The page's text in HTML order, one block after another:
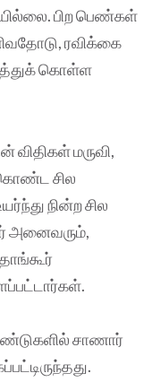
பிற பெண்கள்
ரவிக்கை
கொள்ள
விதிகள் மருவி,
சில
நின்ற சில
அனைவரும்,
சாணார்